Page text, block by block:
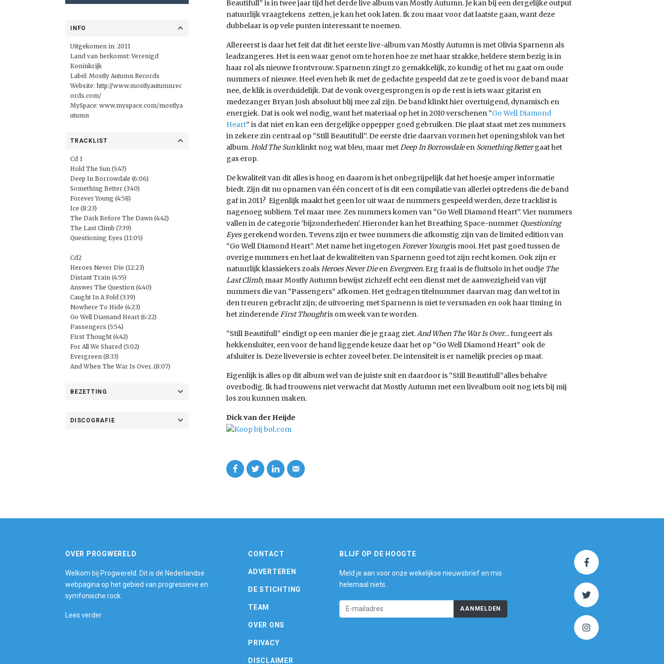
INFO
Uitgekomen in: 2011
Land van herkomst: Verenigd
Koninkrijk
Label: Mostly Autumn Records
Website: http://www.mostlyautumnrec
ords.com/
MySpace: www.myspace.com/mostlya
utumn
TRACKLIST
Cd 1
Hold The Sun (5:47)
Deep In Borrowdale (6:06)
Something Better (3:40)
Forever Young (4:58)
Ice (8:23)
The Dark Before The Dawn (4:42)
The Last Climb (7:39)
Questioning Eyes (11:05)
Cd2
Heroes Never Die (12:23)
Distant Train (4:55)
Answer The Question (4:40)
Caught In A Fold (3:39)
Nowhere To Hide (4:23)
Go Well Diamand Heart (6:22)
Passengers (5:54)
First Thought (4:42)
For All We Shared (5:02)
Evergreen (8:33)
And When The War Is Over..(8:07)
BEZETTING
DISCOGRAFIE
Beautifull” is in twee jaar tijd het derde live album van Mostly Autumn. Je kan bij een dergelijke output
natuurlijk vraagtekens zetten, je kan het ook laten. Ik zou maar voor dat laatste gaan, want deze
dubbelaar is op vele punten interessant te noemen.
Allereerst is daar het feit dat dit het eerste live-album van Mostly Autumn is met Olivia Sparnenn als
leadzangeres. Het is een waar genot om te horen hoe ze met haar strakke, heldere stem bezig is in
haar rol als nieuwe frontvrouw. Sparnenn zingt zo gemakkelijk, zo kundig of het nu gaat om oude
nummers of nieuwe. Heel even heb ik met de gedachte gespeeld dat ze te goed is voor de band maar
nee, de klik is overduidelijk. Dat de vonk overgesprongen is op de rest is iets waar gitarist en
medezanger Bryan Josh absoluut blij mee zal zijn. De band klinkt hier overtuigend, dynamisch en
energiek. Dat is ook wel nodig, want het materiaal op het in 2010 verschenen “Go Well Diamond
Heart” is dat niet en kan een dergelijke oppepper goed gebruiken. Die plaat staat met zes nummers
in zekere zin centraal op “Still Beautifull”. De eerste drie daarvan vormen het openingsblok van het
album.Hold The Sunklinkt nog wat bleu, maar metDeep In Borrowdaleen Something Bettergaat het
gas erop.
De kwaliteit van dit alles is hoog en daarom is het onbegrijpelijk dat het hoesje amper informatie
biedt. Zijn dit nu opnamen van één concert of is dit een compilatie van allerlei optredens die de band
gaf in 2011? Eigenlijk maakt het geen lor uit waar de nummers gespeeld werden, deze tracklist is
nagenoeg subliem. Tel maar mee. Zes nummers komen van “Go Well Diamond Heart”. Vier nummers
vallen in de categorie ‘bijzonderheden’. Hieronder kan het Breathing Space-nummer Questioning
Eyesgerekend worden. Tevens zijn er twee nummers die afkomstig zijn van de limited edition van
“Go Well Diamond Heart”. Met name het ingetogenForever Youngis mooi. Het past goed tussen de
overige nummers en het laat de kwaliteiten van Sparnenn goed tot zijn recht komen. Ook zijn er
natuurlijk klassiekers zoalsHeroes Never DieenEvergreen. Erg fraai is de fluitsolo in het oudje The
Last Climb, maar Mostly Autumn bewijst zichzelf echt een dienst met de aanwezigheid van vijf
nummers die van “Passengers” afkomen. Het gedragen titelnummer daarvan mag dan wel tot in
den treuren gebracht zijn; de uitvoering met Sparnenn is niet te versmaden en ook haar timing in
het zinderendeFirst Thoughtis om week van te worden.
“Still Beautifull” eindigt op een manier die je graag ziet.And When The War Is Over... fungeert als
hekkensluiter, een voor de hand liggende keuze daar het op “Go Well Diamond Heart” ook de
afsluiter is. Deze liveversie is echter zoveel beter. De intensiteit is er namelijk precies op maat.
Eigenlijk is alles op dit album wel van de juiste snit en daardoor is “Still Beautifull”alles behalve
overbodig. Ik had trouwens niet verwacht dat Mostly Autumn met een livealbum ooit nog iets bij mij
los zou kunnen maken.
Dick van der Heijde
OVER PROGWERELD
Welkom bij Progwereld. Dit is dé Nederlandse
webpagina op het gebied van progressieve en
symfonische rock.
Lees verder
CONTACT
ADVERTEREN
DE STICHTING
TEAM
OVER ONS
PRIVACY
DISCLAIMER
BLIJF OP DE HOOGTE
Meld je aan voor onze wekelijkse nieuwsbrief en mis
helemaal niets.
AANMELDEN